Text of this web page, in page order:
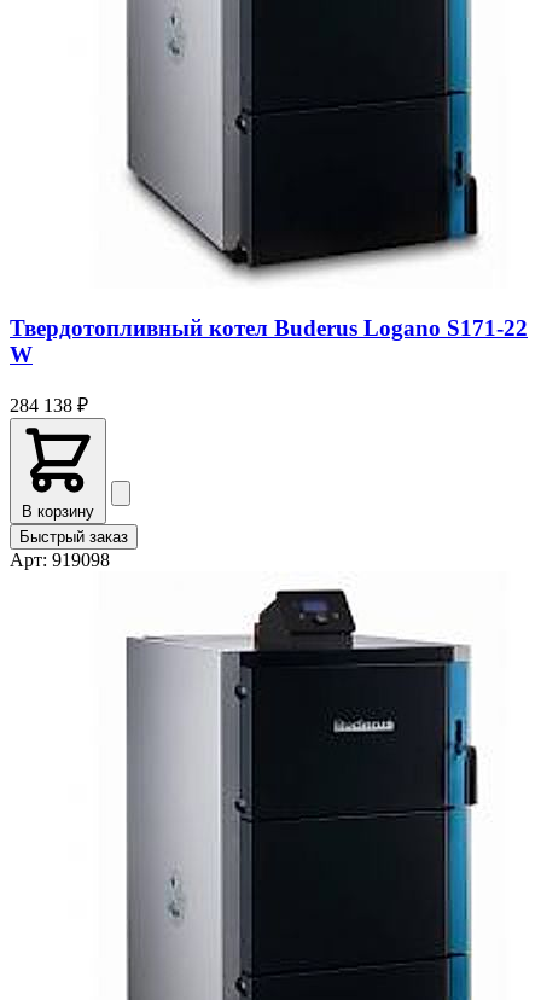
⚡ Специальное предложение
на все системы
Получить скидку
⚡ Специальное предложение
на все системы
Твердотопливный котел Buderus Logano S171-22
W
284 138 ₽
В корзину
Быстрый заказ
Арт: 919098